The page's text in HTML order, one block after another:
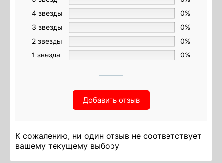
4 звезды
0%
3 звезды
0%
2 звезды
0%
1 звезда
0%
Добавить отзыв
К сожалению, ни один отзыв не соответствует
вашему текущему выбору